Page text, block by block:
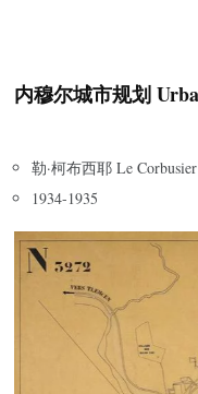
内穆尔城市规划
勒·柯布西耶 Le Corbusier
1934-1935